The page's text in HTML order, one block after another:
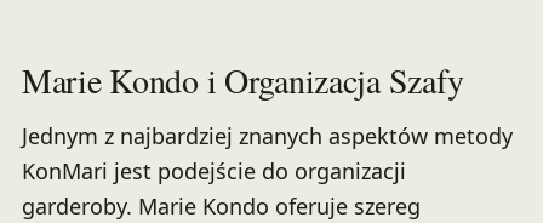
Marie Kondo i Organizacja Szafy
Jednym z najbardziej znanych aspektów metody
KonMari jest podejście do organizacji
garderoby. Marie Kondo oferuje szereg